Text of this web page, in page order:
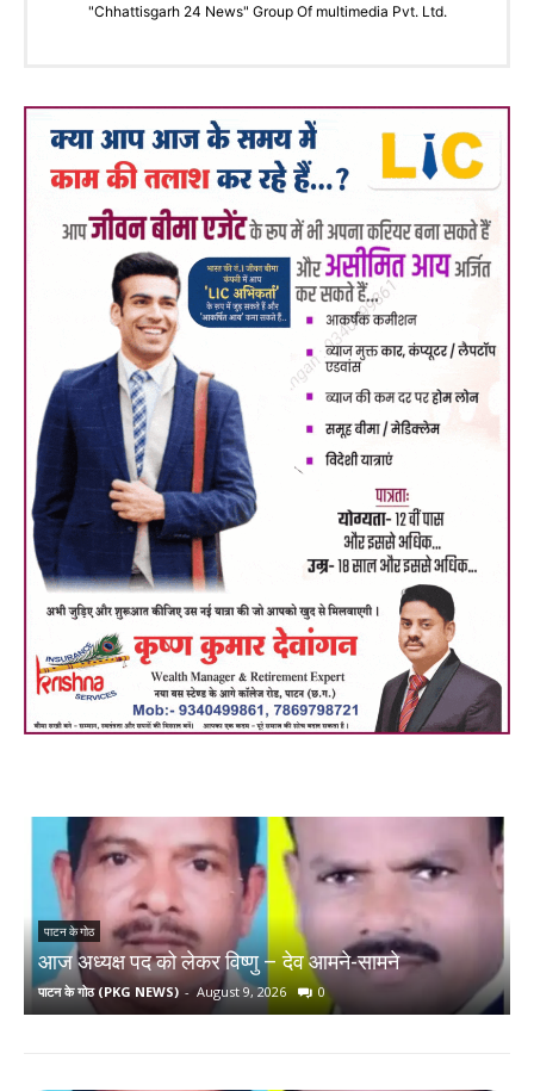
"Chhattisgarh 24 News" Group Of multimedia Pvt. Ltd.
पाटन के गोठ
आज अध्यक्ष पद को लेकर विष्णु – देव आमने-सामने
पाटन के गोठ (PKG NEWS) - August 9, 2026 0